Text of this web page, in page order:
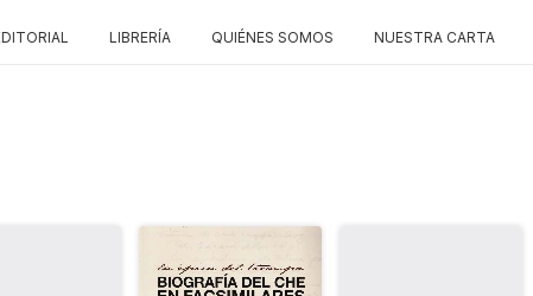
LIBRERÍA QUIÉNES SOMOS NUESTRA CARTA